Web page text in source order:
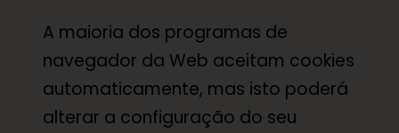
A maioria dos programas de
navegador da Web aceitam cookies
automaticamente, mas isto poderá
alterar a configuração do seu